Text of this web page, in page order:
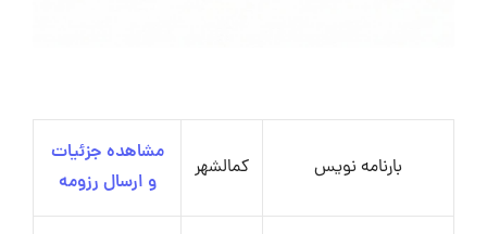
بارنامه‌ نویس کمالشهر
مشاهده جزئیات
و ارسال رزومه